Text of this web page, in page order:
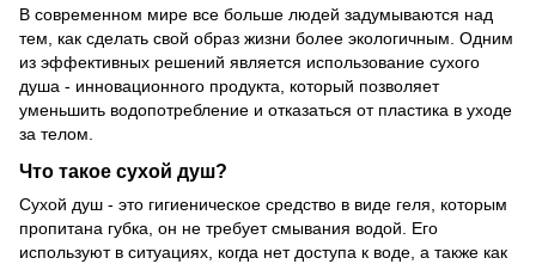
В современном мире все больше людей задумываются над
тем, как сделать свой образ жизни более экологичным. Одним
из эффективных решений является использование сухого
душа - инновационного продукта, который позволяет
уменьшить водопотребление и отказаться от пластика в уходе
за телом.
Что такое сухой душ?
Сухой душ - это гигиеническое средство в виде геля, которым
пропитана губка, он не требует смывания водой. Его
используют в ситуациях, когда нет доступа к воде, а также как